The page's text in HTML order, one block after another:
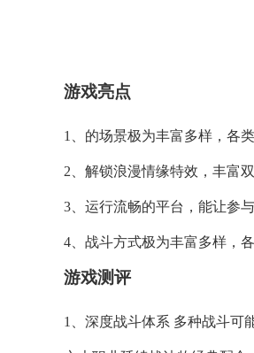
游戏亮点
1、的场景极为丰富多样，各
2、解锁浪漫情缘特效，丰富
3、运行流畅的平台，能让参
4、战斗方式极为丰富多样，
游戏测评
1、深度战斗体系 多种战斗可